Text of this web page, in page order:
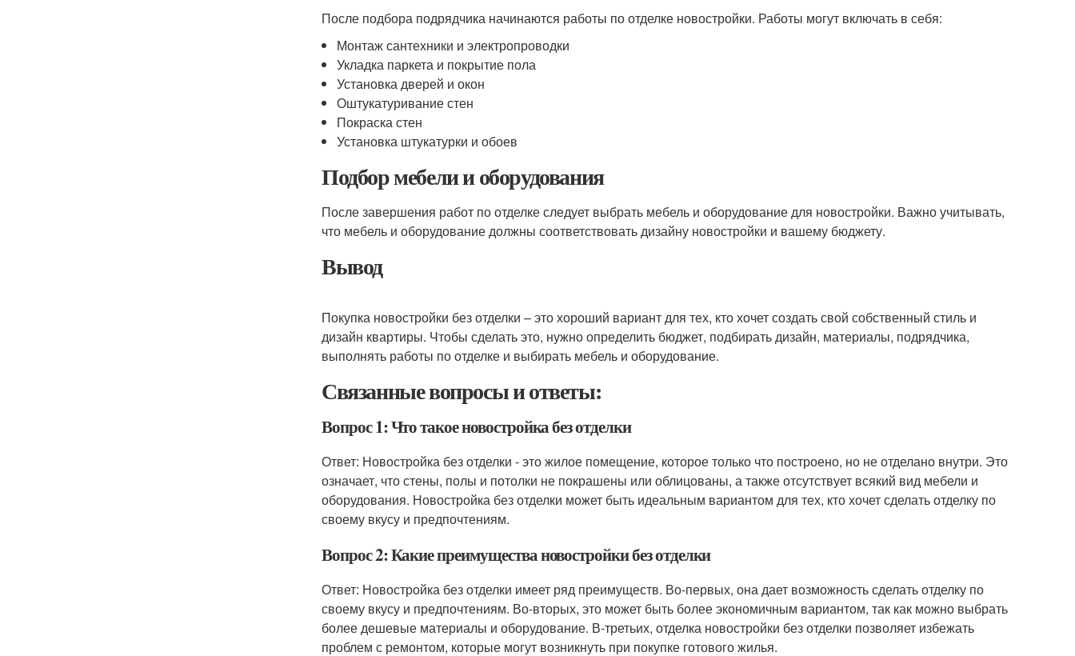
После подбора подрядчика начинаются работы по отделке новостройки. Работы могут включать в себя:
Монтаж сантехники и электропроводки
Укладка паркета и покрытие пола
Установка дверей и окон
Оштукатуривание стен
Покраска стен
Установка штукатурки и обоев
Подбор мебели и оборудования
После завершения работ по отделке следует выбрать мебель и оборудование для новостройки. Важно учитывать,
что мебель и оборудование должны соответствовать дизайну новостройки и вашему бюджету.
Вывод
Покупка новостройки без отделки – это хороший вариант для тех, кто хочет создать свой собственный стиль и
дизайн квартиры. Чтобы сделать это, нужно определить бюджет, подбирать дизайн, материалы, подрядчика,
выполнять работы по отделке и выбирать мебель и оборудование.
Связанные вопросы и ответы:
Вопрос 1: Что такое новостройка без отделки
Ответ: Новостройка без отделки - это жилое помещение, которое только что построено, но не отделано внутри. Это
означает, что стены, полы и потолки не покрашены или облицованы, а также отсутствует всякий вид мебели и
оборудования. Новостройка без отделки может быть идеальным вариантом для тех, кто хочет сделать отделку по
своему вкусу и предпочтениям.
Вопрос 2: Какие преимущества новостройки без отделки
Ответ: Новостройка без отделки имеет ряд преимуществ. Во-первых, она дает возможность сделать отделку по
своему вкусу и предпочтениям. Во-вторых, это может быть более экономичным вариантом, так как можно выбрать
более дешевые материалы и оборудование. В-третьих, отделка новостройки без отделки позволяет избежать
проблем с ремонтом, которые могут возникнуть при покупке готового жилья.